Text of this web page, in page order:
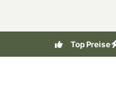
Top Preise